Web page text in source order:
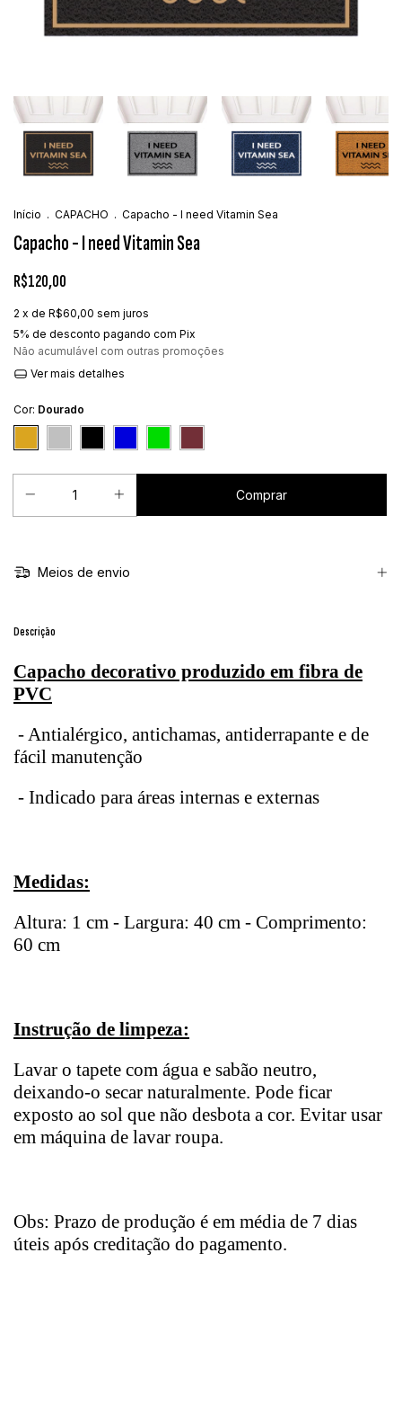
Início . CAPACHO . Capacho - I need Vitamin Sea
Capacho - I need Vitamin Sea
R$120,00
2 x de R$60,00 sem juros
5% de desconto pagando com Pix
Não acumulável com outras promoções
Ver mais detalhes
Cor: Dourado
Meios de envio
Descrição
Capacho decorativo produzido em fibra de
PVC
- Antialérgico, antichamas, antiderrapante e de
fácil manutenção
- Indicado para áreas internas e externas
Medidas:
Altura: 1 cm - Largura: 40 cm - Comprimento:
60 cm
Instrução de limpeza:
Lavar o tapete com água e sabão neutro,
deixando-o secar naturalmente. Pode ficar
exposto ao sol que não desbota a cor. Evitar usar
em máquina de lavar roupa.
Obs: Prazo de produção é em média de 7 dias
úteis após creditação do pagamento.